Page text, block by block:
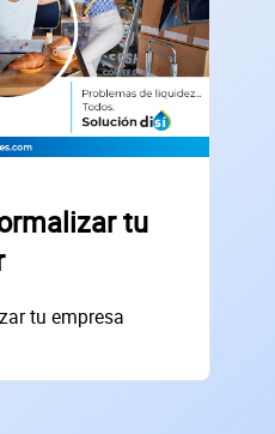
tu
tu empresa
fiscal — nunca lo compartimos con
SOLICITAR
financiadas en los últimos 30 días